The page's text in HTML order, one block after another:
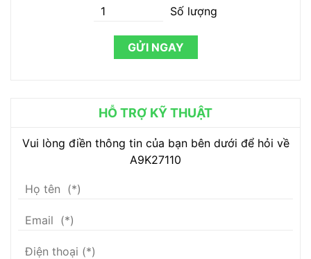
Số lượng
GỬI NGAY
HỖ TRỢ KỸ THUẬT
Vui lòng điền thông tin của bạn bên dưới để hỏi về
A9K27110